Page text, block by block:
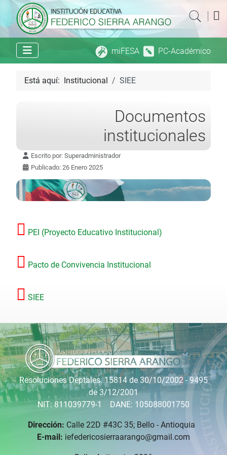
miFESA PC-Académico
|
Está aquí: Institucional SIEE
Documentos
institucionales
Escrito por:Superadministrador
Publicado: 26 Enero 2025
PEI (Proyecto Educativo Institucional)
Pacto de Convivencia Institucional
SIEE
Resoluciones Deptales. 15814 de 30/10/2002 - 9495
de 3/12/2001
NIT: 811039779-1 DANE: 105088001750
Dirección: Calle 22D #43C 35; Bello - Antioquia
E-mail: iefedericosierraarango@gmail.com